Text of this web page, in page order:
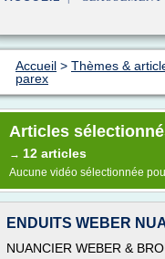
Accueil > Thèmes &
parex
Articles
→ 12 articles
Aucune vidéo sélectionnée
ENDUITS WEBER
NUANCIER WEBER &